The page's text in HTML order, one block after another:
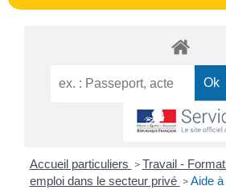
Accueil particuliers > Travail -
emploi dans le secteur privé > Aide